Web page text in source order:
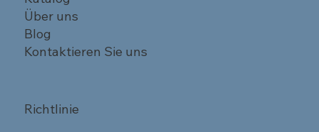
Über uns
Blog
Kontaktieren Sie uns
Richtlinie